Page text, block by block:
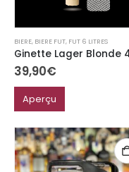
BIERE, BIERE FUT, FUT 6 LITRES
39,90€
Aperçu